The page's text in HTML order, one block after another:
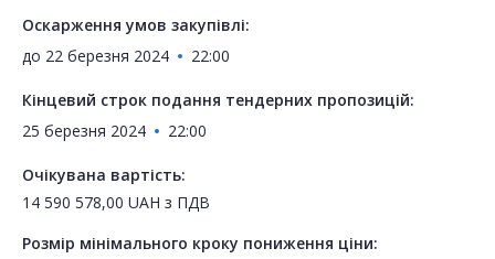
Оскарження умов закупівлі:
до 22 березня 2024 22:00
Кінцевий строк подання тендерних пропозицій:
25 березня 2024
22:00
Очікувана вартість:
14 590 578,00 UAH з ПДВ
Розмір мінімального кроку пониження ціни: